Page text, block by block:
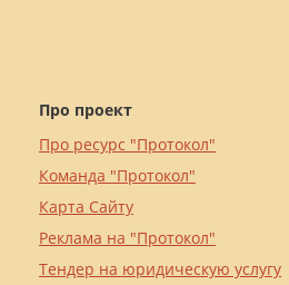
Про проект
Про ресурс "Протокол"
Команда "Протокол"
Карта Сайту
Реклама на "Протокол"
Тендер на юридическую услугу